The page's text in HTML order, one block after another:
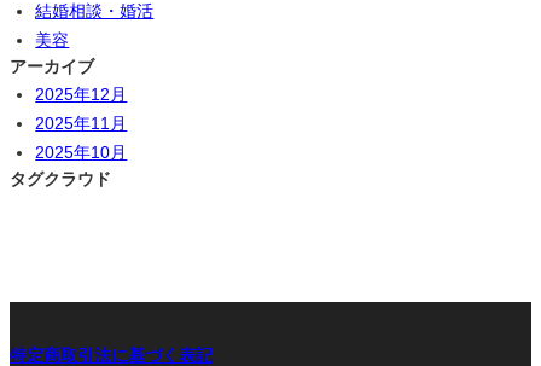
結婚相談・婚活
美容
アーカイブ
2025年12月
2025年11月
2025年10月
タグクラウド
特定商取引法に基づく表記